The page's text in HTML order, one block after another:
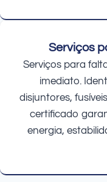
Serviços
Serviços para
imediato.
disjuntores,
certificado
energia,